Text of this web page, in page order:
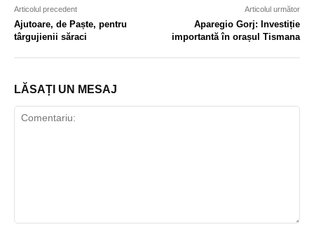
Articolul precedent
Ajutoare, de Paște, pentru
târgujienii săraci
Articolul următor
Aparegio Gorj: Investiție
importantă în orașul Tismana
LĂSAȚI UN MESAJ